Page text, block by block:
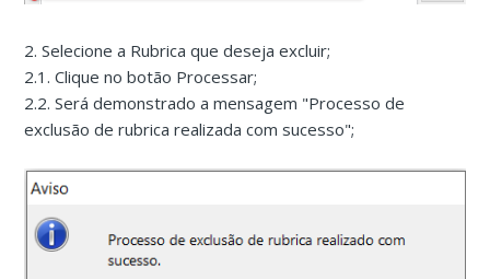
2. Selecione a Rubrica que deseja excluir;
2.1. Clique no botão Processar;
2.2. Será demonstrado a mensagem "Processo de
exclusão de rubrica realizada com sucesso";